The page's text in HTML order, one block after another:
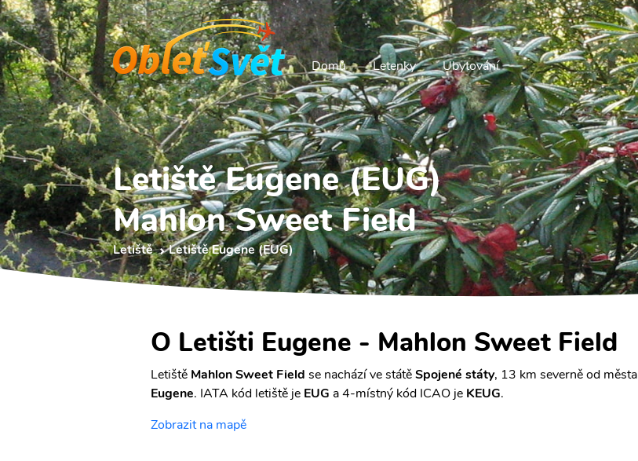
Domů Letenky Ubytování
Letiště Eugene (EUG)
Mahlon Sweet Field
Letiště Letiště Eugene (EUG)
O Letišti Eugene - Mahlon Sweet Field
Letiště Mahlon Sweet Field se nachází ve státěSpojené státy, 13 km severně od města
Eugene. IATA kód letiště je EUG a 4-místný kód ICAO je KEUG.
Zobrazit na mapě